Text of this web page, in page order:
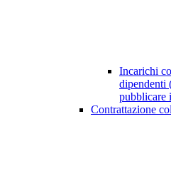
Incarichi
dipendenti
pubblicare
Contrattazione